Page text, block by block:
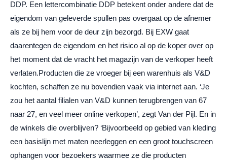
DDP. Een lettercombinatie DDP betekent onder andere dat de
eigendom van geleverde spullen pas overgaat op de afnemer
als ze bij hem voor de deur zijn bezorgd. Bij EXW gaat
daarentegen de eigendom en het risico al op de koper over op
het moment dat de vracht het magazijn van de verkoper heeft
verlaten.Producten die ze vroeger bij een warenhuis als V&D
kochten, schaffen ze nu bovendien vaak via internet aan. ‘Je
zou het aantal filialen van V&D kunnen terugbrengen van 67
naar 27, en veel meer online verkopen’, zegt Van der Pijl. En in
de winkels die overblijven? ‘Bijvoorbeeld op gebied van kleding
een basislijn met maten neerleggen en een groot touchscreen
ophangen voor bezoekers waarmee ze die producten